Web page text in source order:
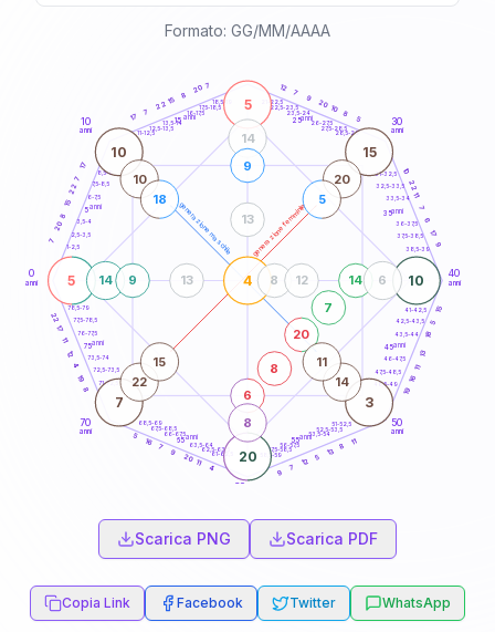
Formato: GG/MM/AAAA
generazione maschile generazione femminile
0
anni
10
anni
30
anni
40
anni
50
anni
60
70
anni
1-2,5
2,5-3,5
3,5-4
6-7,5
7,5-8,5
8,5-9
11-12,5
12,5-13,5
13,5-14
16-17,5
17,5-18,5
18,5-19
21-22,5
22,5-23,5
23,5-24
26-27,5
27,5-28,5
28,5-29
31-32,5
32,5-33,5
33,5-34
36-37,5
37,5-38,5
38,5-39
41-42,5
42,5-43,5
43,5-44
46-47,5
47,5-48,5
48,5-49
51-52,5
52,5-53,5
53,5-54
56-57,5
57,5-58,5
58,5-59
61-62,5
62,5-63,5
63,5-64
66-67,5
67,5-68,5
68,5-69
71-72,5
72,5-73,5
73,5-74
76-77,5
77,5-78,5
78,5-79
7
20
8
15
22
7
17
17 7
22 15
8
20 7 12 7
9
20 10 8
5
10
22
11
7
6
17
9
15
5
18
13
11
16
19
11
8
13
5
12
7
9
4
11
20
9
7
16
5
8
19
4
12
11
17
22
5
5
10
20
4
10 15
7 3
6
8
20
7
14
14
14
6
8
9
9
8 12
13
13
10
18
20
5
22
15
14
11
5anni
15 anni 25anni
35anni
45anni
55anni
65anni
75anni
Scarica PNG Scarica PDF
Copia Link Facebook Twitter WhatsApp